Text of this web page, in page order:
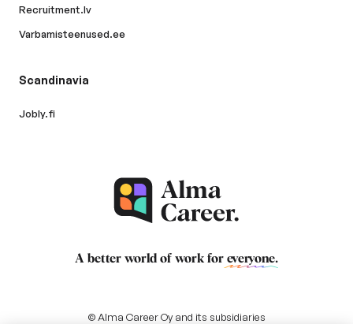
Recruitment.lv
Varbamisteenused.ee
Scandinavia
Jobly.fi
A better world of work for everyone.
© Alma Career Oy and its subsidiaries